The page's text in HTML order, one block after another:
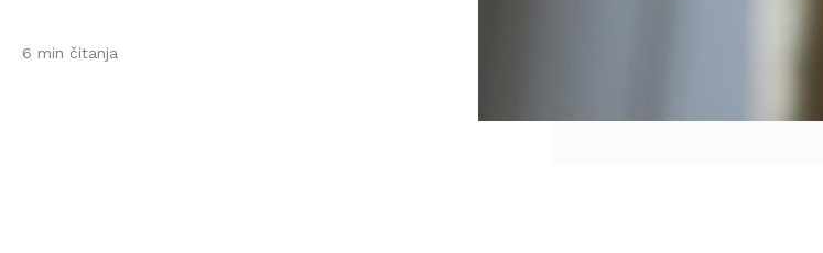
6 min čitanja